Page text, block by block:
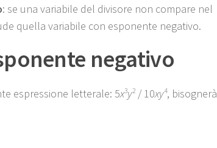
: se una variabile del divisore non compare nel
quella variabile con esponente negativo.
negativo
espressione letterale: 5x3y2 / 10xy4, bisognerà